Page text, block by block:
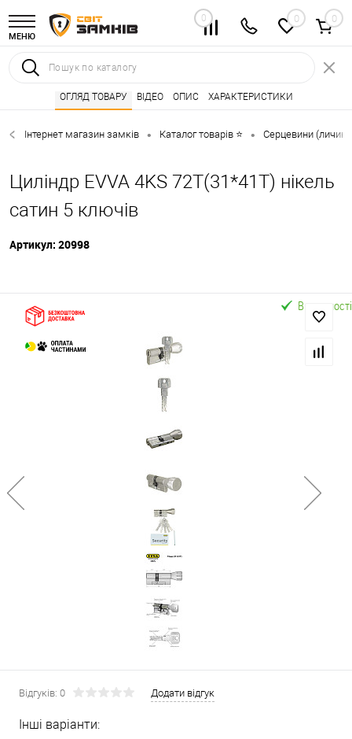
МЕНЮ
0 0
Інтернет магазин замків • Каталог товарів ⭐ • Серцевини
Циліндр EVVA 4KS 72Т(31*41T) нікель
сатин 5 ключів
Артикул: 20998
ОГЛЯД ТОВАРУ ВІДЕО ОПИС ХАРАКТЕРИСТИКИ
Відгуків: 0 Додати відгук
Інші варіанти:
В наявності